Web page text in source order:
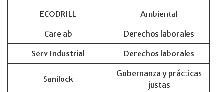
ECODRILL Ambiental
Carelab Derechos laborales
Serv Industrial Derechos laborales
Sanilock
Gobernanza y prácticas
justas